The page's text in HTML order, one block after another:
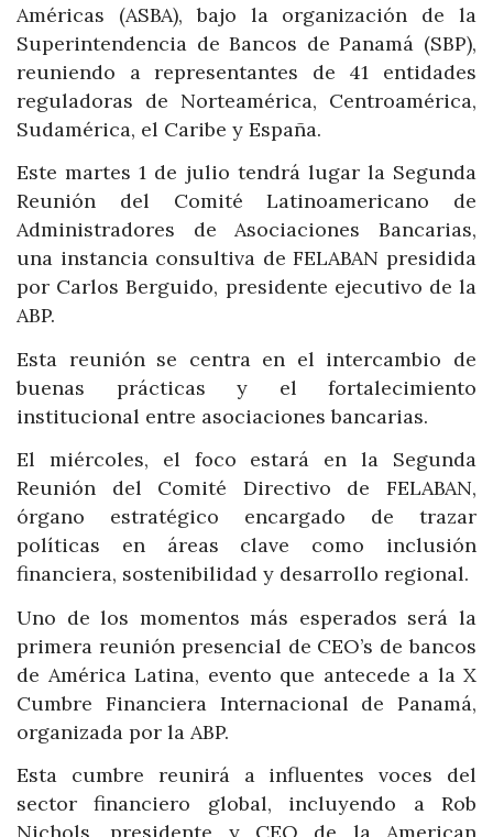
Américas (ASBA), bajo la organización de la
Superintendencia de Bancos de Panamá (SBP),
reuniendo a representantes de 41 entidades
reguladoras de Norteamérica, Centroamérica,
Sudamérica, el Caribe y España.
Este martes 1 de julio tendrá lugar la Segunda
Reunión del Comité Latinoamericano de
Administradores de Asociaciones Bancarias,
una instancia consultiva de FELABAN presidida
por Carlos Berguido, presidente ejecutivo de la
ABP.
Esta reunión se centra en el intercambio de
buenas prácticas y el fortalecimiento
institucional entre asociaciones bancarias.
El miércoles, el foco estará en la Segunda
Reunión del Comité Directivo de FELABAN,
órgano estratégico encargado de trazar
políticas en áreas clave como inclusión
financiera, sostenibilidad y desarrollo regional.
Uno de los momentos más esperados será la
primera reunión presencial de CEO’s de bancos
de América Latina, evento que antecede a la X
Cumbre Financiera Internacional de Panamá,
organizada por la ABP.
Esta cumbre reunirá a influentes voces del
sector financiero global, incluyendo a Rob